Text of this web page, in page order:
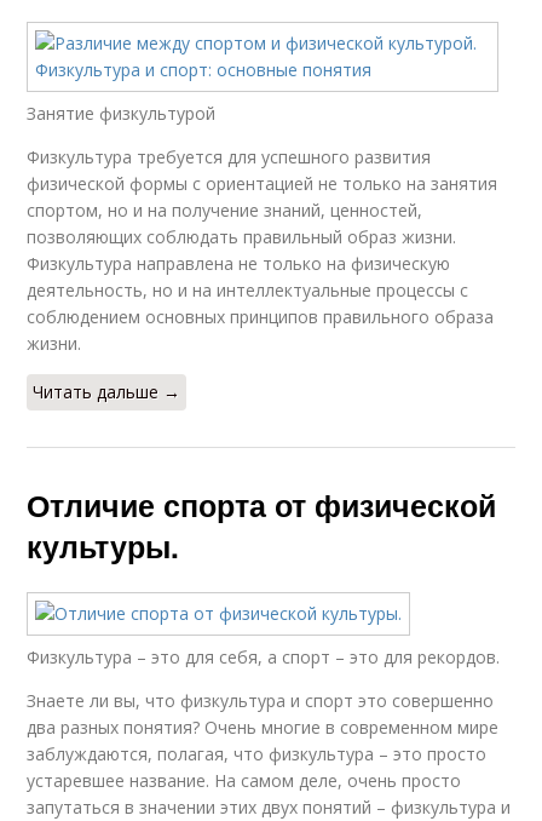
Занятие физкультурой
Физкультура требуется для успешного развития
физической формы с ориентацией не только на занятия
спортом, но и на получение знаний, ценностей,
позволяющих соблюдать правильный образ жизни.
Физкультура направлена не только на физическую
деятельность, но и на интеллектуальные процессы с
соблюдением основных принципов правильного образа
жизни.
Читать дальше →
Отличие спорта от физической
культуры.
Физкультура – это для себя, а спорт – это для рекордов.
Знаете ли вы, что физкультура и спорт это совершенно
два разных понятия? Очень многие в современном мире
заблуждаются, полагая, что физкультура – это просто
устаревшее название. На самом деле, очень просто
запутаться в значении этих двух понятий – физкультура и